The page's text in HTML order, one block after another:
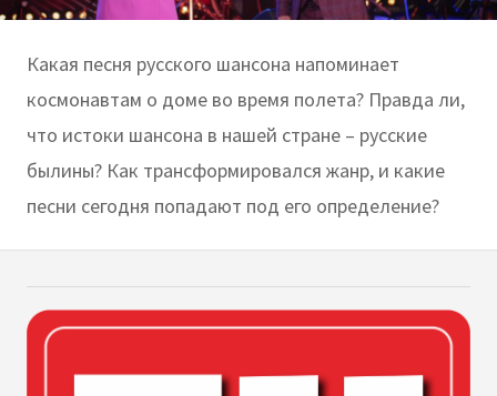
Какая песня русского шансона напоминает
космонавтам о доме во время полета? Правда ли,
что истоки шансона в нашей стране – русские
былины? Как трансформировался жанр, и какие
песни сегодня попадают под его определение?